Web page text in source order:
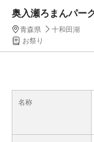
奥入瀬ろまんパー
青森県
十和田湖
お祭り
名称